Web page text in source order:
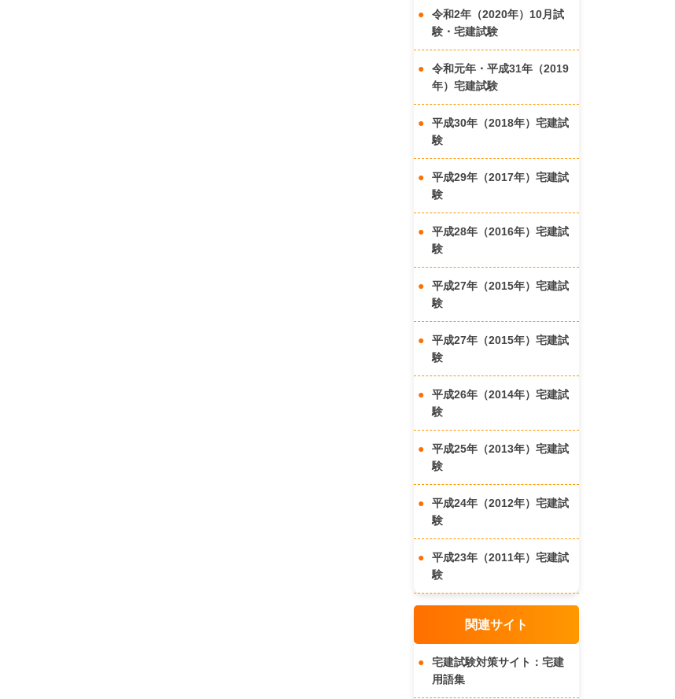
令和2年（2020年）10月試
験・宅建試験
令和元年・平成31年（2019
年）宅建試験
平成30年（2018年）宅建試
験
平成29年（2017年）宅建試
験
平成28年（2016年）宅建試
験
平成27年（2015年）宅建試
験
平成27年（2015年）宅建試
験
平成26年（2014年）宅建試
験
平成25年（2013年）宅建試
験
平成24年（2012年）宅建試
験
平成23年（2011年）宅建試
験
関連サイト
宅建試験対策サイト：宅建
用語集